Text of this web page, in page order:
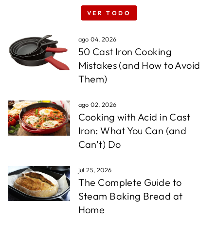
VER TODO
ago 04, 2026
50 Cast Iron Cooking
Mistakes (and How to Avoid
Them)
ago 02, 2026
Cooking with Acid in Cast
Iron: What You Can (and
Can't) Do
jul 25, 2026
The Complete Guide to
Steam Baking Bread at
Home